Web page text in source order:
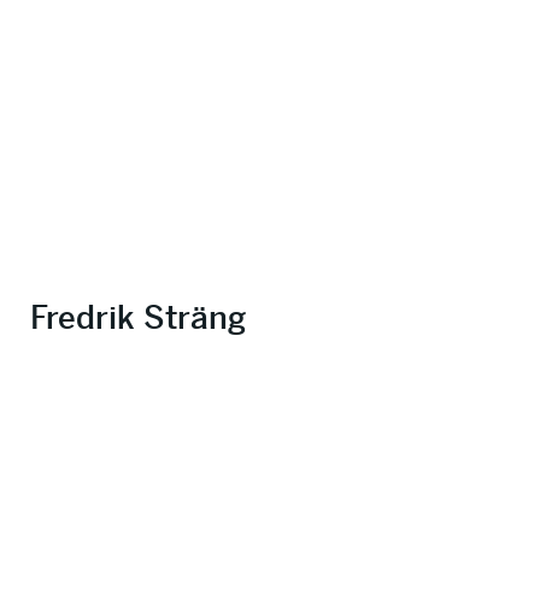
Fredrik Sträng